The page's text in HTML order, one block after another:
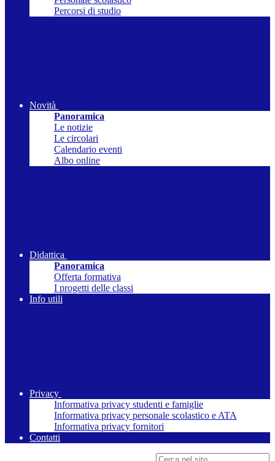
Percorsi di studio
Novità
Panoramica
Le notizie
Le circolari
Calendario eventi
Albo online
Didattica
Panoramica
Offerta formativa
I progetti delle classi
Info utili
Privacy
Informativa privacy studenti e famiglie
Informativa privacy personale scolastico e ATA
Informativa privacy fornitori
Contatti